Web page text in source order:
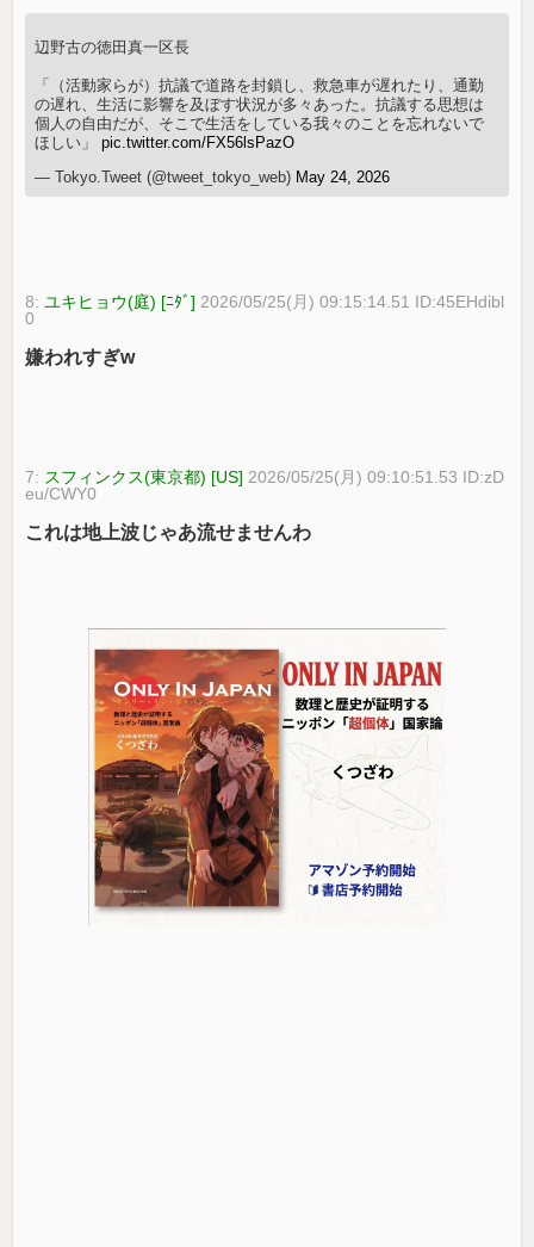
辺野古の徳田真一区長
「（活動家らが）抗議で道路を封鎖し、救急車が遅れたり、通勤
の遅れ、生活に影響を及ぼす状況が多々あった。抗議する思想は
個人の自由だが、そこで生活をしている我々のことを忘れないで
ほしい」pic.twitter.com/FX56lsPazO
— Tokyo.Tweet (@tweet_tokyo_web) May 24, 2026
8:ユキヒョウ(庭) [ﾆﾀﾞ] 2026/05/25(月) 09:15:14.51 ID:45EHdibl
0
嫌われすぎw
7: スフィンクス(東京都) [US] 2026/05/25(月) 09:10:51.53 ID:zD
eu/CWY0
これは地上波じゃあ流せませんわ